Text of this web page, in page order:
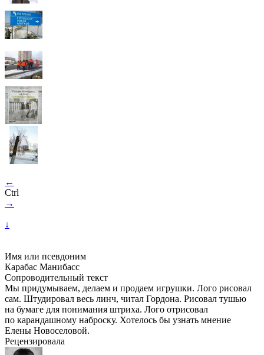
←
Ctrl
→
↓
Имя или псевдоним
Карабас Манибасс
Сопроводительный текст
Мы придумываем, делаем и продаем игрушки. Лого рисовал
сам. Штудировал весь линч, читал Гордона. Рисовал тушью
на бумаге для понимания штриха. Лого отрисовал
по карандашному наброску. Хотелось бы узнать мнение
Елены Новоселовой.
Рецензировала